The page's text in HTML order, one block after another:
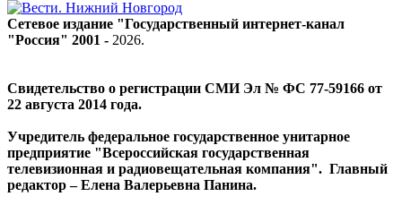
Сетевое издание "Государственный интернет-канал
"Россия" 2001 - 2026.
Свидетельство о регистрации СМИ Эл № ФС 77-59166 от
22 августа 2014 года.
Учредитель федеральное государственное унитарное
предприятие "Всероссийская государственная
телевизионная и радиовещательная компания". Главный
редактор – Елена Валерьевна Панина.